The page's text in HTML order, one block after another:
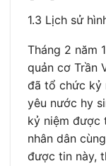
1.3 Lịch sử
Tháng 2 năm
quản cơ Trần
đã tổ chức kỷ
yêu nước hy
kỷ niệm được
nhân dân
được tin này,